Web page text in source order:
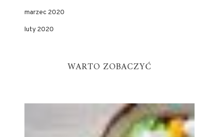
marzec 2020
luty 2020
WARTO ZOBACZYĆ